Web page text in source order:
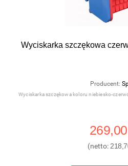
Wyciskarka szczękowa
Producent:
Wyciskarka szczękowa koloru niebiesko-
269,00
(netto: